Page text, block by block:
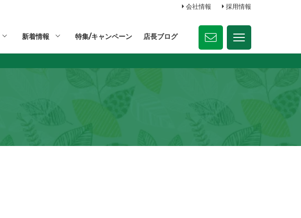
会社情報 採用情報
新着情報 特集/キャンペーン 店長ブログ